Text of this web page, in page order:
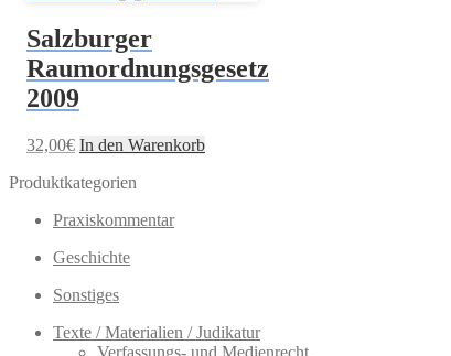
Salzburger
Raumordnungsgesetz
2009
32,00€ In den Warenkorb
Produktkategorien
Praxiskommentar
Geschichte
Sonstiges
Texte / Materialien / Judikatur
Verfassungs- und Medienrecht